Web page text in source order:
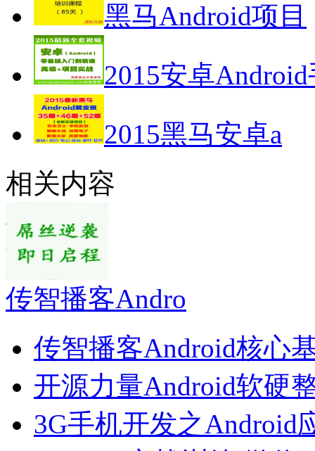
黑马Android项目
2015安卓Android
2015黑马安卓a
相关内容
传智播客Andro
传智播客Android核心
开源力量Android软硬
3G手机开发之Android